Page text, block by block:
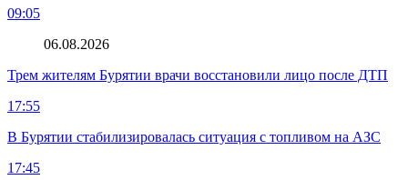
09:05
06.08.2026
Трем жителям Бурятии врачи восстановили лицо после ДТП
17:55
В Бурятии стабилизировалась ситуация с топливом на АЗС
17:45